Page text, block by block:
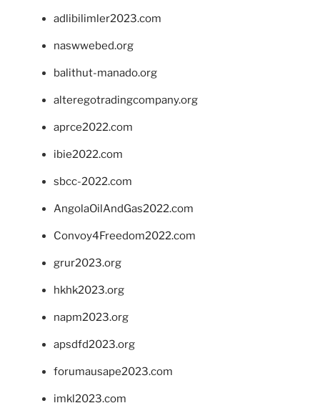
adlibilimler2023.com
naswwebed.org
balithut-manado.org
alteregotradingcompany.org
aprce2022.com
ibie2022.com
sbcc-2022.com
AngolaOilAndGas2022.com
Convoy4Freedom2022.com
grur2023.org
hkhk2023.org
napm2023.org
apsdfd2023.org
forumausape2023.com
imkl2023.com